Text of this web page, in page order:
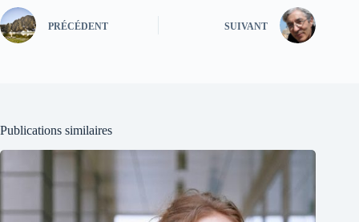
PRÉCÉDENT SUIVANT
Publications similaires